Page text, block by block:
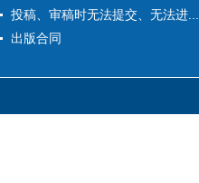
投稿、审稿时无法提交、无法进...
出版合同